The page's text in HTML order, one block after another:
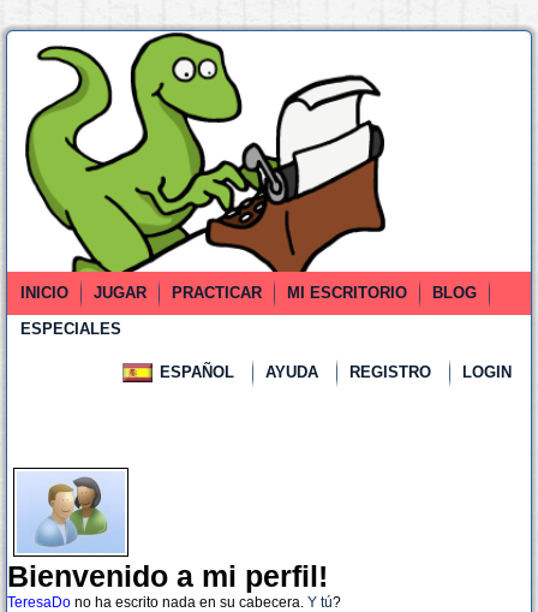
INICIO JUGAR PRACTICAR MI ESCRITORIO
BLOG
ESPECIALES
ESPAÑOL AYUDA REGISTRO LOGIN
Bienvenido a mi perfil!
TeresaDo no ha escrito nada en su cabecera. Y tú?